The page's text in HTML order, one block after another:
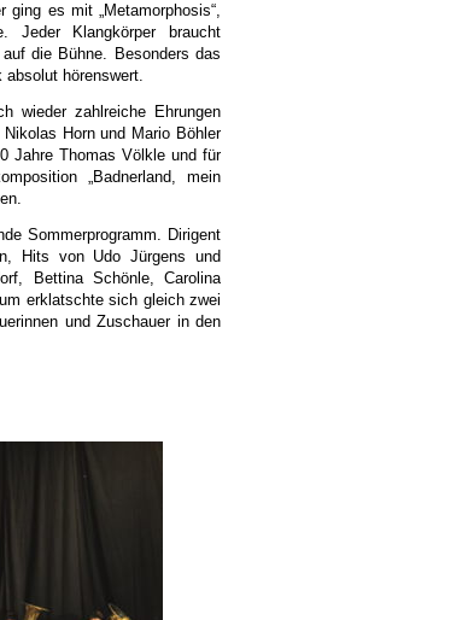
es mit „Metamorphosis“,
Jeder Klangkörper braucht
die Bühne. Besonders das
absolut hörenswert.
wieder zahlreiche Ehrungen
Horn und Mario Böhler
Jahre Thomas Völkle und für
„Badnerland, mein
Sommerprogramm. Dirigent
Hits von Udo Jürgens und
Bettina Schönle, Carolina
erklatschte sich gleich zwei
und Zuschauer in den